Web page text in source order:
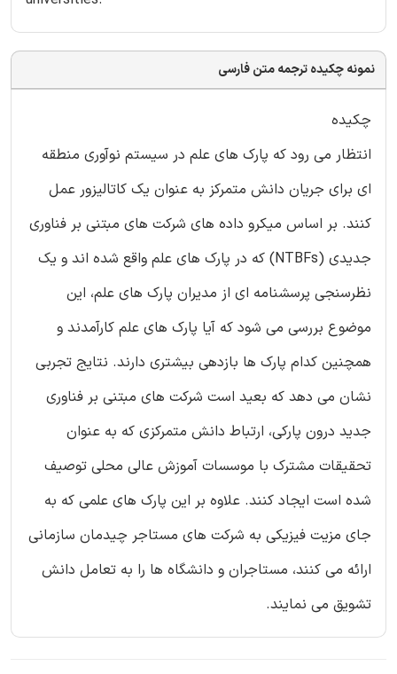
نمونه چکیده ترجمه متن فارسی
چكیده
انتظار می رود كه پارک های علم در سیستم نوآوری منطقه
ای برای جریان دانش متمرکز به عنوان یک کاتالیزور عمل
کنند. بر اساس میکرو داده های شرکت های مبتنی بر فناوری
جدیدی (NTBFs) كه در پارک های علم واقع شده اند و یك
نظرسنجی پرسشنامه ای از مدیران پارک های علم، این
موضوع بررسی می شود كه آیا پارک های علم کارآمدند و
همچنین كدام پارک ها بازدهی بیشتری دارند. نتایج تجربی
نشان می دهد که بعید است شرکت های مبتنی بر فناوری
جدید درون پارکی، ارتباط دانش متمرکزی كه به عنوان
تحقیقات مشترک با موسسات آموزش عالی محلی توصیف
شده است ایجاد كنند. علاوه بر این پارک های علمی که به
جای مزیت فیزیکی به شركت های مستاجر چیدمان سازمانی
ارائه می كنند، مستاجران و دانشگاه ها را به تعامل دانش
تشویق می نمایند.